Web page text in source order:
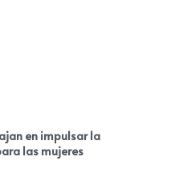
en impulsar la
las mujeres